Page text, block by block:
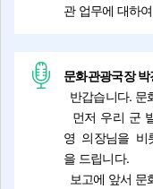
관 업무에 대하
문화관광국장
반갑습니다. 문
먼저 우리 군
영 의장님을 비
을 드립니다.
보고에 앞서 문